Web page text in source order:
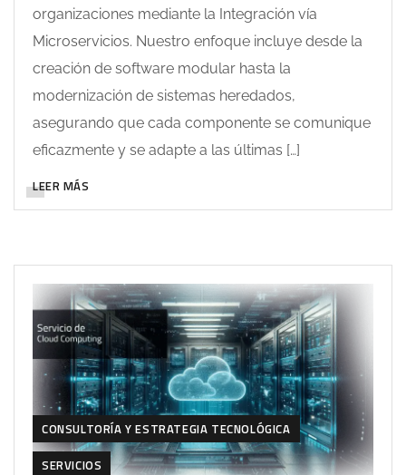
organizaciones mediante la Integración vía
Microservicios. Nuestro enfoque incluye desde la
creación de software modular hasta la
modernización de sistemas heredados,
asegurando que cada componente se comunique
eficazmente y se adapte a las últimas […]
LEER MÁS
CONSULTORÍA Y ESTRATEGIA TECNOLÓGICA
SERVICIOS